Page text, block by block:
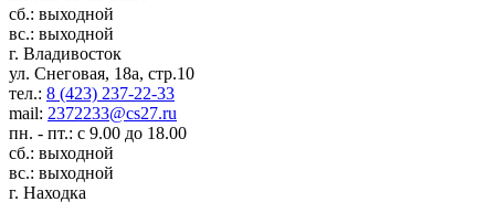
сб.: выходной
вс.: выходной
г. Владивосток
ул. Снеговая, 18а, стр.10
тел.: 8 (423) 237-22-33
mail: 2372233@cs27.ru
пн. - пт.: с 9.00 до 18.00
сб.: выходной
вс.: выходной
г. Находка